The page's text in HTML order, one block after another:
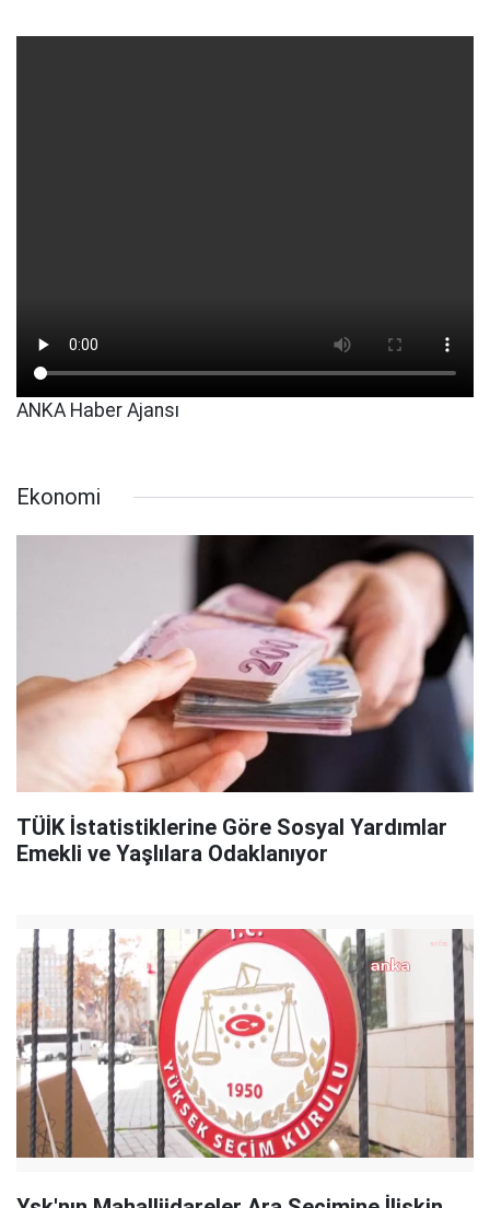
ANKA Haber Ajansı
Ekonomi
TÜİK İstatistiklerine Göre Sosyal Yardımlar
Emekli ve Yaşlılara Odaklanıyor